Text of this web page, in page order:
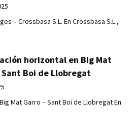
– Crossbasa S.L. En Crossbasa S.L.,
horizontal en Big Mat
Sant Boi de Llobregat
Mat Garro – Sant Boi de Llobregat En